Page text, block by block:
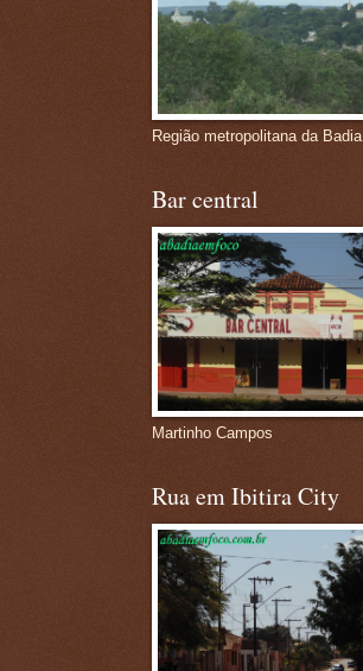
Região metropolitana da Badia
Bar central
Martinho Campos
Rua em Ibitira City